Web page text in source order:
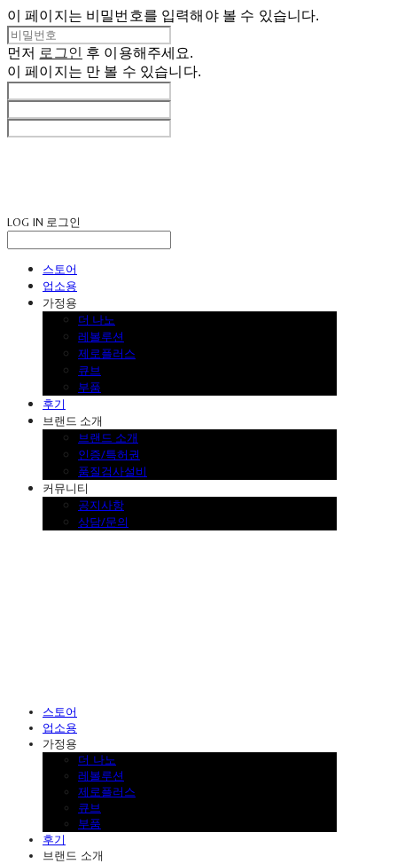
이 페이지는 비밀번호를 입력해야 볼 수 있습니다.
먼저 로그인 후 이용해주세요.
이 페이지는 만 볼 수 있습니다.
LOG IN 로그인
스토어
업소용
가정용
더 나노
레볼루션
제로플러스
큐브
부품
후기
브랜드 소개
브랜드 소개
인증/특허권
품질검사설비
커뮤니티
공지사항
상담/문의
스토어
업소용
가정용
더 나노
레볼루션
제로플러스
큐브
부품
후기
브랜드 소개